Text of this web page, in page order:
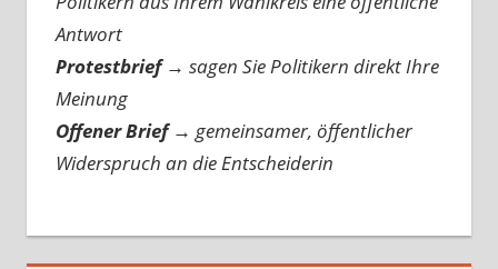
Antwort
Protestbrief → sagen Sie Politikern direkt Ihre
Meinung
Offener Brief → gemeinsamer, öffentlicher
Widerspruch an die Entscheiderin